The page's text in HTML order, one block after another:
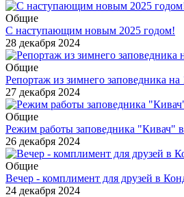
Общие
С наступающим новым 2025 годом!
28 декабря 2024
Общие
Репортаж из зимнего заповедника на
27 декабря 2024
Общие
Режим работы заповедника "Кивач" в
26 декабря 2024
Общие
Вечер - комплимент для друзей в
24 декабря 2024